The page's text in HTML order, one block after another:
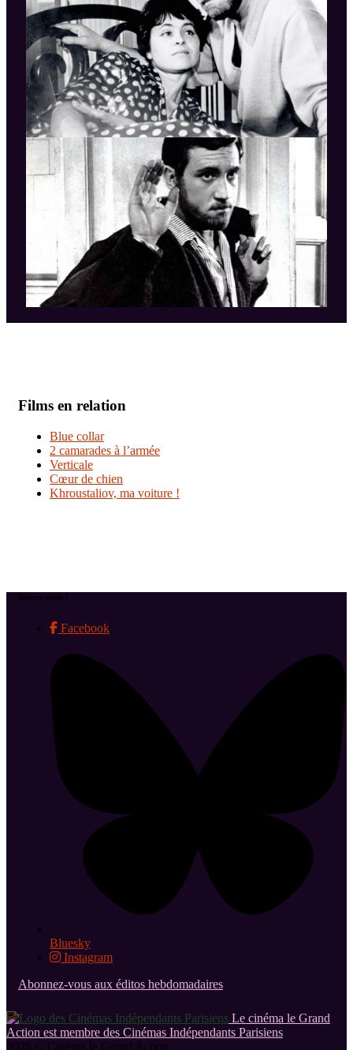
Films en relation
Blue collar
2 camarades à l’armée
Verticale
Cœur de chien
Khroustaliov, ma voiture !
Suivez-nous !
Facebook
Bluesky
Instagram
Abonnez-vous aux éditos hebdomadaires
Le cinéma le Grand
Action est membre des Cinémas Indépendants Parisiens
2026 © Cinéma le Grand Action